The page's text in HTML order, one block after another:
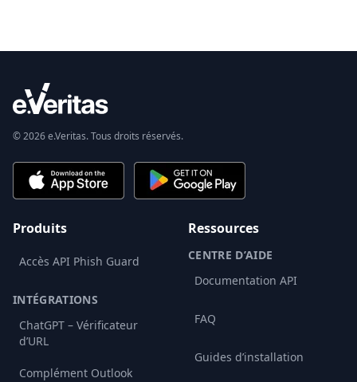
© 2026 e.Veritas. Tous droits réservés.
Produits
Accès API Phish Guard
INTÉGRATIONS
ChatGPT – Vérificateur
d’URL
Complément Outlook
Ressources
CENTRE D’AIDE
Documentation API
FAQ
Guides d’installation